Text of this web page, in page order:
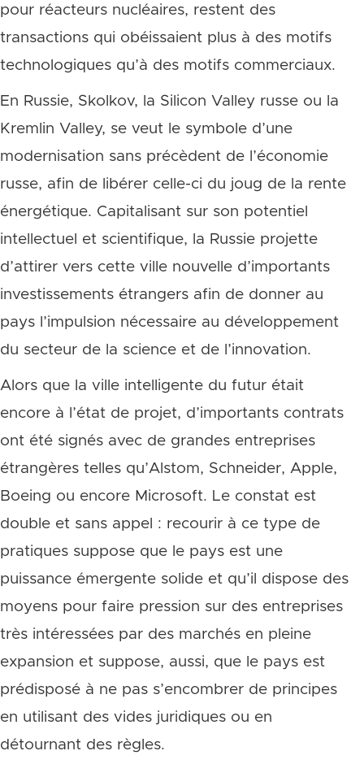
pour réacteurs nucléaires, restent des
transactions qui obéissaient plus à des motifs
technologiques qu’à des motifs commerciaux.
En Russie, Skolkov, la Silicon Valley russe ou la
Kremlin Valley, se veut le symbole d’une
modernisation sans précèdent de l’économie
russe, afin de libérer celle-ci du joug de la rente
énergétique. Capitalisant sur son potentiel
intellectuel et scientifique, la Russie projette
d’attirer vers cette ville nouvelle d’importants
investissements étrangers afin de donner au
pays l’impulsion nécessaire au développement
du secteur de la science et de l’innovation.
Alors que la ville intelligente du futur était
encore à l’état de projet, d’importants contrats
ont été signés avec de grandes entreprises
étrangères telles qu’Alstom, Schneider, Apple,
Boeing ou encore Microsoft. Le constat est
double et sans appel : recourir à ce type de
pratiques suppose que le pays est une
puissance émergente solide et qu’il dispose des
moyens pour faire pression sur des entreprises
très intéressées par des marchés en pleine
expansion et suppose, aussi, que le pays est
prédisposé à ne pas s’encombrer de principes
en utilisant des vides juridiques ou en
détournant des règles.